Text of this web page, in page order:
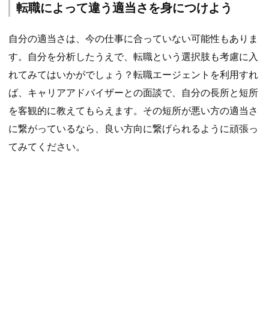
転職によって違う適当さを身につけよう
自分の適当さは、今の仕事に合っていない可能性もありま
す。自分を分析したうえで、転職という選択肢も考慮に入
れてみてはいかがでしょう？転職エージェントを利用すれ
ば、キャリアアドバイザーとの面談で、自分の長所と短所
を客観的に教えてもらえます。その短所が悪い方の適当さ
に繋がっているなら、良い方向に繋げられるように頑張っ
てみてください。